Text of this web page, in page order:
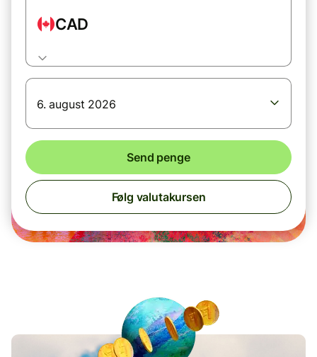
CAD
6. august 2026
Send penge
Følg valutakursen